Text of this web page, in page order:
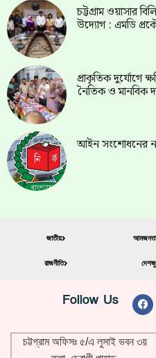
চট্টগ্রাম ওয়াসার
উদ্যোগ : এমডি
প্রাকৃতিক দুর্যোগে
নৈতিক ও মানবিক
আইন সংশোধনের
জাতীয়
রাজনীতি
Follow Us
চট্টগ্রাম অফিসঃ ৫/এ লুসাই ভবন ৩য়